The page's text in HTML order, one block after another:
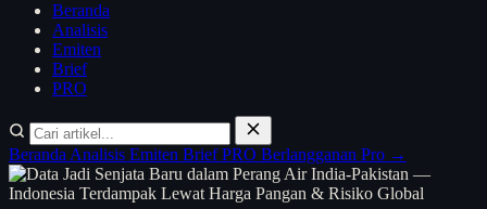
Beranda
Analisis
Emiten
Brief
PRO
Beranda Analisis Emiten BriefPRO Berlangganan Pro →